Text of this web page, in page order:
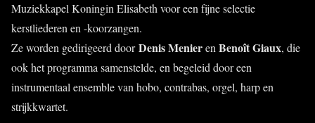
Muziekkapel Koningin Elisabeth voor een fijne selectie
kerstliederen en -koorzangen.
Ze worden gedirigeerd doorDenis MenierenBenoît Giaux, die
ook het programma samenstelde, en begeleid door een
instrumentaal ensemble van hobo, contrabas, orgel, harp en
strijkkwartet.